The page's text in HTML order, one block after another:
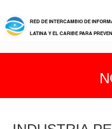
RED DE INTERCAMBIO DE
LATINA Y EL CARIBE PARA